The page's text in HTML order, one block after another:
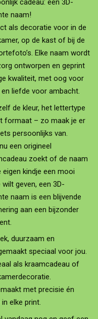
cadeau: een 3D-
naam!
als decoratie voor in de
op de kast of bij de
Elke naam wordt
ontworpen en geprint
kwaliteit, met oog voor
liefde voor ambacht.
de kleur, het lettertype
formaat – zo maak je er
persoonlijks van.
een origineel
zoekt of de naam
eigen kindje een mooi
wilt geven, een 3D-
naam is een blijvende
aan een bijzonder
duurzaam en
speciaal voor jou.
als kraamcadeau of
met precisie én
elke print.